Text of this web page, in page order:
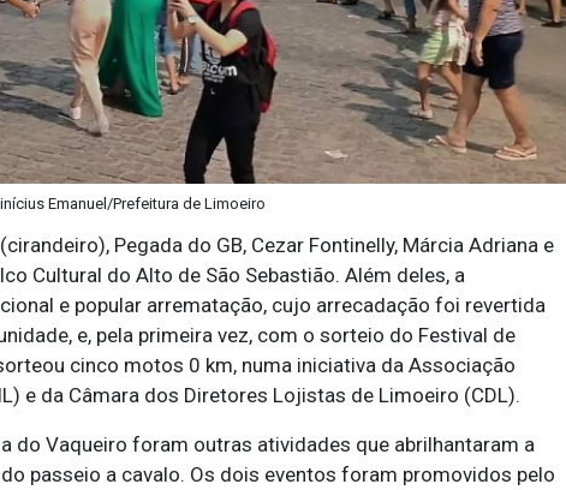
Emanuel/Prefeitura de Limoeiro
Pegada do GB, Cezar Fontinelly, Márcia Adriana e
Cultural do Alto de São Sebastião. Além deles, a
e popular arrematação, cujo arrecadação foi revertida
e, pela primeira vez, com o sorteio do Festival de
cinco motos 0 km, numa iniciativa da Associação
e da Câmara dos Diretores Lojistas de Limoeiro (CDL).
do Vaqueiro foram outras atividades que abrilhantaram a
passeio a cavalo. Os dois eventos foram promovidos pelo